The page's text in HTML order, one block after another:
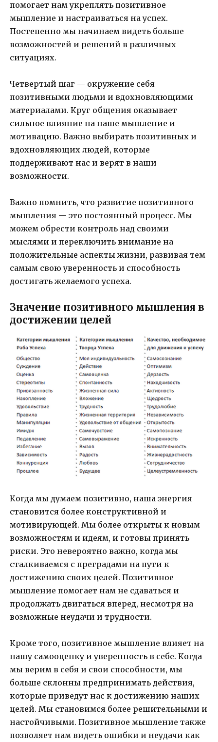
помогает нам укреплять позитивное
мышление и настраиваться на успех.
Постепенно мы начинаем видеть больше
возможностей и решений в различных
ситуациях.
Четвертый шаг — окружение себя
позитивными людьми и вдохновляющими
материалами. Круг общения оказывает
сильное влияние на наше мышление и
мотивацию. Важно выбирать позитивных и
вдохновляющих людей, которые
поддерживают нас и верят в наши
возможности.
Важно помнить, что развитие позитивного
мышления — это постоянный процесс. Мы
можем обрести контроль над своими
мыслями и переключить внимание на
положительные аспекты жизни, развивая тем
самым свою уверенность и способность
достигать желаемого успеха.
Значение позитивного мышления в
достижении целей
Когда мы думаем позитивно, наша энергия
становится более конструктивной и
мотивирующей. Мы более открыты к новым
возможностям и идеям, и готовы принять
риски. Это невероятно важно, когда мы
сталкиваемся с преградами на пути к
достижению своих целей. Позитивное
мышление помогает нам не сдаваться и
продолжать двигаться вперед, несмотря на
возможные неудачи и трудности.
Кроме того, позитивное мышление влияет на
нашу самооценку и уверенность в себе. Когда
мы верим в себя и свои способности, мы
больше склонны предпринимать действия,
которые приведут нас к достижению наших
целей. Мы становимся более решительными и
настойчивыми. Позитивное мышление также
позволяет нам видеть ошибки и неудачи как